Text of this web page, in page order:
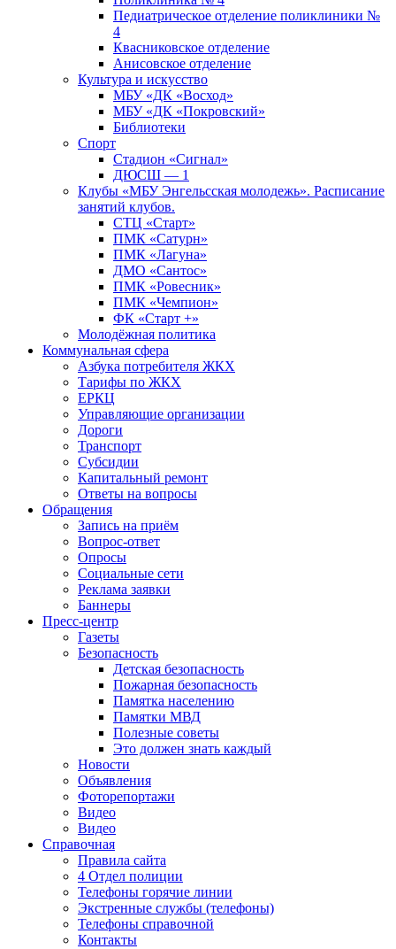
Педиатрическое отделение поликлиники №
4
Квасниковское отделение
Анисовское отделение
Культура и искусство
МБУ «ДК «Восход»
МБУ «ДК «Покровский»
Библиотеки
Спорт
Стадион «Сигнал»
ДЮСШ — 1
Клубы «МБУ Энгельсская молодежь». Расписание
занятий клубов.
СТЦ «Старт»
ПМК «Сатурн»
ПМК «Лагуна»
ДМО «Сантос»
ПМК «Ровесник»
ПМК «Чемпион»
ФК «Старт +»
Молодёжная политика
Коммунальная сфера
Азбука потребителя ЖКХ
Тарифы по ЖКХ
ЕРКЦ
Управляющие организации
Дороги
Транспорт
Субсидии
Капитальный ремонт
Ответы на вопросы
Обращения
Запись на приём
Вопрос-ответ
Опросы
Социальные сети
Реклама заявки
Баннеры
Пресс-центр
Газеты
Безопасность
Детская безопасность
Пожарная безопасность
Памятка населению
Памятки МВД
Полезные советы
Это должен знать каждый
Новости
Объявления
Фоторепортажи
Видео
Видео
Справочная
Правила сайта
4 Отдел полиции
Телефоны горячие линии
Экстренные службы (телефоны)
Телефоны справочной
Контакты